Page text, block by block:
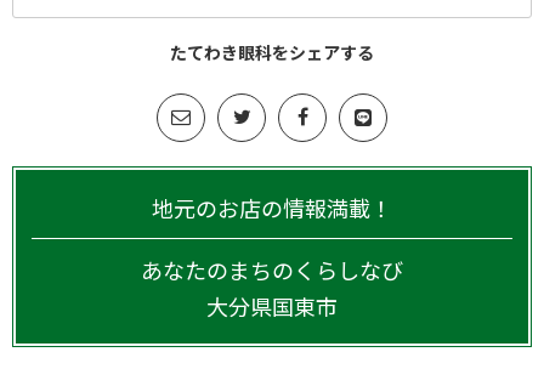
たてわき眼科をシェアする
地元のお店の情報満載！
あなたのまちのくらしなび
大分県国東市